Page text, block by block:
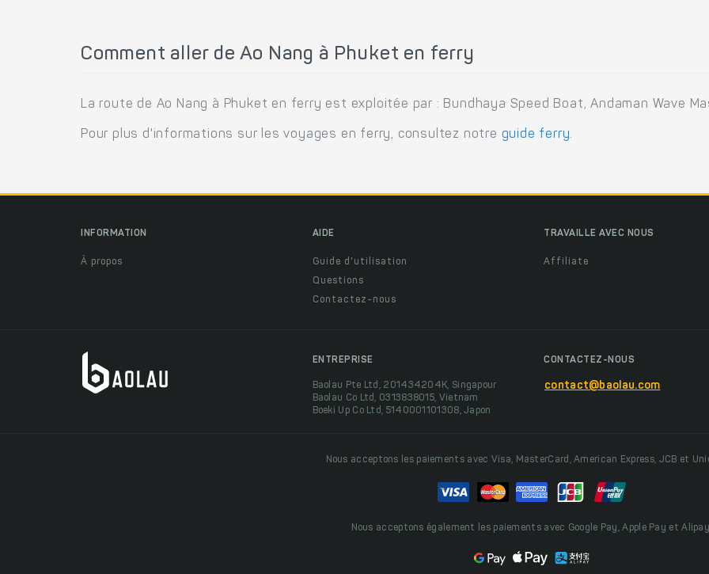
Comment aller de Ao Nang à Phuket en ferry
La route de Ao Nang à Phuket en ferry est exploitée par : Bundhaya Speed Boat, Andaman Wave
Pour plus d'informations sur les voyages en ferry, consultez notre guide ferry.
INFORMATION
À propos
AIDE
Guide d'utilisation
Questions
Contactez-nous
TRAVAILLE AVEC NOUS
Affiliate
ENTREPRISE
Baolau Pte Ltd, 201434204K, Singapour
Baolau Co Ltd, 0313838015, Vietnam
Boeki Up Co Ltd, 5140001101308, Japon
CONTACTEZ-NOUS
contact@baolau.com
Nous acceptons les paiements avec Visa, MasterCard, American Express, JCB et
Nous acceptons également les paiements avec Google Pay, Apple Pay et